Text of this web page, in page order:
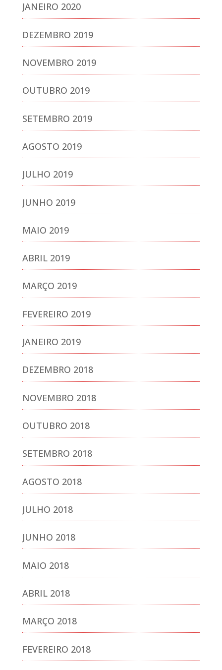
JANEIRO 2020
DEZEMBRO 2019
NOVEMBRO 2019
OUTUBRO 2019
SETEMBRO 2019
AGOSTO 2019
JULHO 2019
JUNHO 2019
MAIO 2019
ABRIL 2019
MARÇO 2019
FEVEREIRO 2019
JANEIRO 2019
DEZEMBRO 2018
NOVEMBRO 2018
OUTUBRO 2018
SETEMBRO 2018
AGOSTO 2018
JULHO 2018
JUNHO 2018
MAIO 2018
ABRIL 2018
MARÇO 2018
FEVEREIRO 2018